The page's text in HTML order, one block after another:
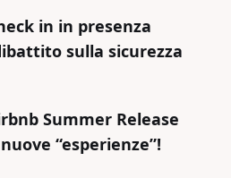
in in presenza
sulla sicurezza
Summer Release
“esperienze”!